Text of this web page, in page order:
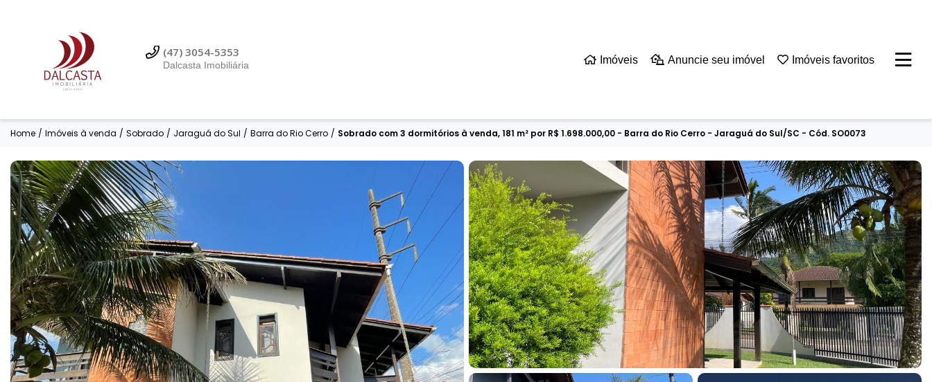
(47) 99614-3353
Dalcasta Imobiliária Imóveis Anuncie seu imóvel Imóveis favoritos
Home / Imóveis à venda / Sobrado / Jaraguá do Sul / Barra do Rio Cerro / Sobrado com 3 dormitórios à venda, 181 m² por R$ 1.698.000,00 - Barra do Rio Cerro - Jaraguá do Sul/SC - Cód. SO0073